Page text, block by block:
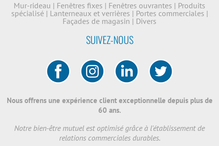
Mur-rideau | Fenêtres fixes | Fenêtres ouvrantes | Produits
spécialisé | Lanterneaux et verrières | Portes commerciales |
Façades de magasin | Divers
SUIVEZ-NOUS
Nous offrens une expérience client exceptionnelle depuis plus de
60 ans.
Notre bien-être mutuel est optimisé grâce à l'établissement de
relations commerciales durables.